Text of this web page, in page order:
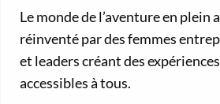
Le monde de l’aventure en plein
réinventé par des femmes
et leaders créant des
accessibles à tous.